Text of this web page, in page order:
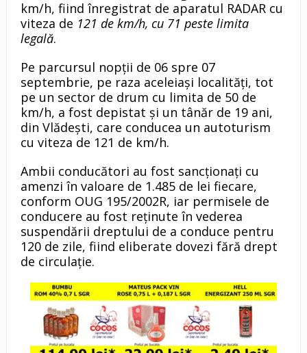
km/h, fiind înregistrat de aparatul RADAR cu
viteza de 121 de km/h, cu 71 peste limita
legală.
Pe parcursul nopții de 06 spre 07
septembrie, pe raza aceleiași localități, tot
pe un sector de drum cu limita de 50 de
km/h, a fost depistat și un tânăr de 19 ani,
din Vlădești, care conducea un autoturism
cu viteza de 121 de km/h.
Ambii conducători au fost sancționați cu
amenzi în valoare de 1.485 de lei fiecare,
conform OUG 195/2002R, iar permisele de
conducere au fost reținute în vederea
suspendării dreptului de a conduce pentru
120 de zile, fiind eliberate dovezi fără drept
de circulație.